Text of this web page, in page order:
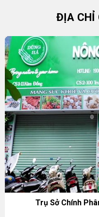
ĐỊA CHỈ
Trụ Sở Chính